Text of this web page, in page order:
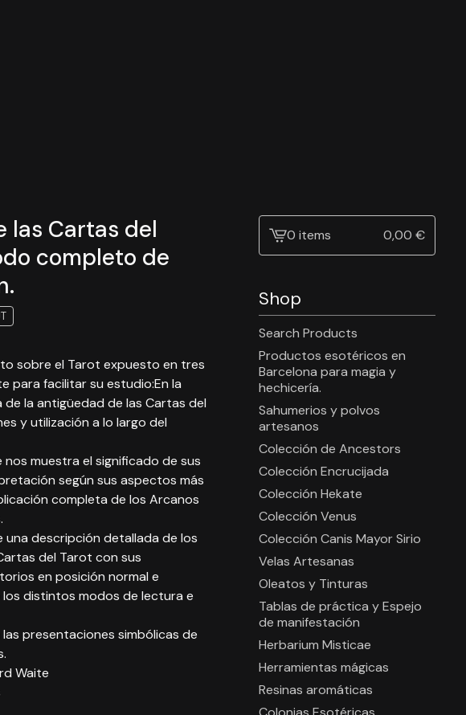
las Cartas del
completo de
sobre el Tarot expuesto en tres
para facilitar su estudio:En la
la antigüedad de las Cartas del
y utilización a lo largo del
nos muestra el significado de sus
según sus aspectos más
completa de los Arcanos
una descripción detallada de los
del Tarot con sus
en posición normal e
los distintos modos de lectura e
presentaciones simbólicas de
Waite
View0 items 0,00 €
Shop
Search Products
Productos esotéricos en
Barcelona para magia y
hechicería.
Sahumerios y polvos
artesanos
Colección de Ancestors
Colección Encrucijada
Colección Hekate
Colección Venus
Colección Canis Mayor Sirio
Velas Artesanas
Oleatos y Tinturas
Tablas de práctica y Espejo
de manifestación
Herbarium Misticae
Herramientas mágicas
Resinas aromáticas